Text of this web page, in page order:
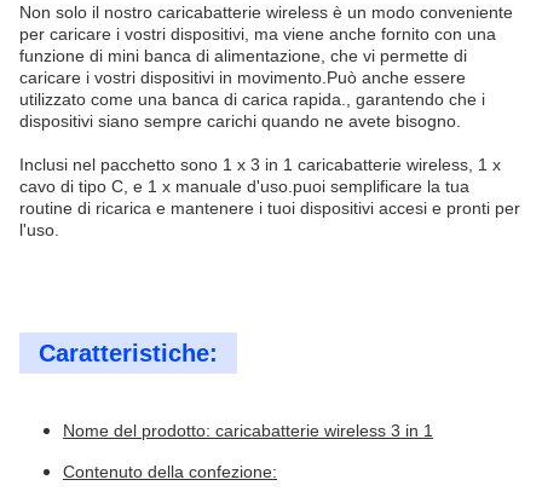
Non solo il nostro caricabatterie wireless è un modo conveniente
per caricare i vostri dispositivi, ma viene anche fornito con una
funzione di mini banca di alimentazione, che vi permette di
caricare i vostri dispositivi in movimento.Può anche essere
utilizzato come una banca di carica rapida., garantendo che i
dispositivi siano sempre carichi quando ne avete bisogno.
Inclusi nel pacchetto sono 1 x 3 in 1 caricabatterie wireless, 1 x
cavo di tipo C, e 1 x manuale d'uso.puoi semplificare la tua
routine di ricarica e mantenere i tuoi dispositivi accesi e pronti per
l'uso.
Caratteristiche:
Nome del prodotto: caricabatterie wireless 3 in 1
Contenuto della confezione: